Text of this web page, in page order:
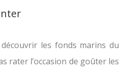
les fonds marins du
rater l’occasion de goûter les